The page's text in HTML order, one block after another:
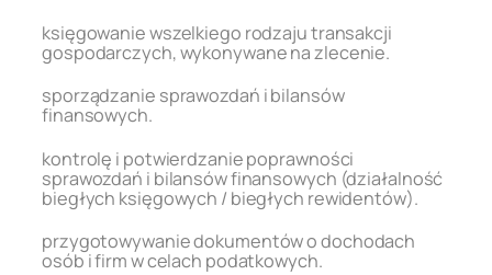
księgowanie wszelkiego rodzaju transakcji
gospodarczych, wykonywane na zlecenie.
sporządzanie sprawozdań i bilansów
finansowych.
kontrolę i potwierdzanie poprawności
sprawozdań i bilansów finansowych (działalność
biegłych księgowych / biegłych rewidentów).
przygotowywanie dokumentów o dochodach
osób i firm w celach podatkowych.